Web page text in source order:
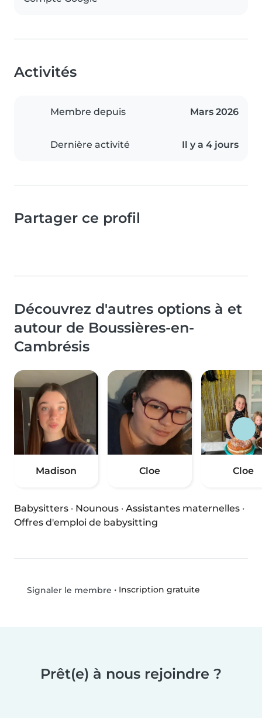
Activités
Membre depuis Mars 2026
Dernière activité Il y a 4 jours
Partager ce profil
Découvrez d'autres options à et
autour de Boussières-en-
Cambrésis
Madison Cloe Cloe
Babysitters · Nounous · Assistantes maternelles ·
Offres d'emploi de babysitting
Signaler le membre • Inscription gratuite
Prêt(e) à nous rejoindre ?